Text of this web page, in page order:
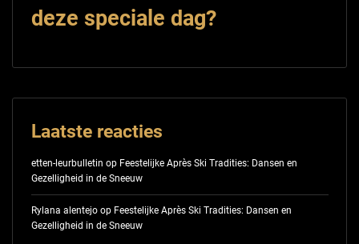
deze speciale dag?
Laatste reacties
etten-leurbulletin op Feestelijke Après Ski Tradities: Dansen en
Gezelligheid in de Sneeuw
Rylana alentejoop Feestelijke Après Ski Tradities: Dansen en
Gezelligheid in de Sneeuw